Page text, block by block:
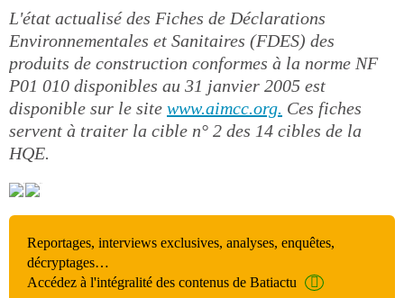
L'état actualisé des Fiches de Déclarations
Environnementales et Sanitaires (FDES) des
produits de construction conformes à la norme NF
P01 010 disponibles au 31 janvier 2005 est
disponible sur le site www.aimcc.org. Ces fiches
servent à traiter la cible n° 2 des 14 cibles de la
HQE.
Reportages, interviews exclusives, analyses, enquêtes,
décryptages…
Accédez à l'intégralité des contenus de Batiactu